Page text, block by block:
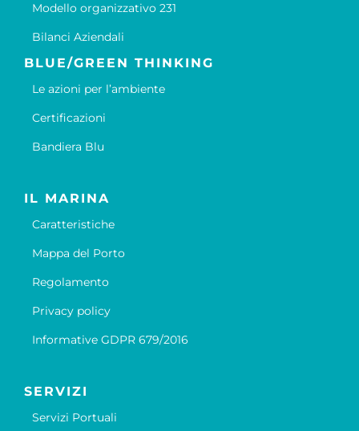
Modello organizzativo 231
Bilanci Aziendali
BLUE/GREEN THINKING
Le azioni per l’ambiente
Certificazioni
Bandiera Blu
IL MARINA
Caratteristiche
Mappa del Porto
Regolamento
Privacy policy
Informative GDPR 679/2016
SERVIZI
Servizi Portuali